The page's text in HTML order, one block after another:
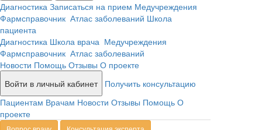
Диагностика Записаться на прием Медучреждения
Фармсправочник Атлас заболеваний Школа
пациента
Диагностика Школа врача Медучреждения
Фармсправочник Атлас заболеваний
Новости Помощь Отзывы О проекте
Войти в личный кабинет
Получить консультацию
Пациентам Врачам Новости Отзывы Помощь О
проекте